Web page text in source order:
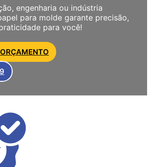
engenharia ou indústria
para molde garante precisão,
para você!